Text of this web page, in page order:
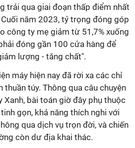
trải qua giai đoạn thấp điểm nhất
năm 2023, tỷ trọng đóng góp
công ty mẹ giảm từ 51,7% xuống
đóng gần 100 cửa hàng để
lượng - tăng chất".
máy hiện nay đã rời xa các chỉ
thuần túy. Thông qua câu chuyện
Xanh, bài toán giờ đây phụ thuộc
gọn, khả năng thích nghi với
qua dịch vụ trọn đời, và chiến
còn dư địa khai thác.